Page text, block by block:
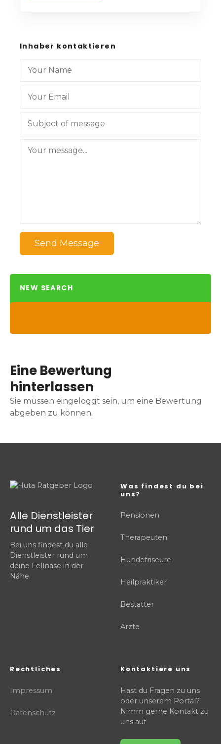
Inhaber kontaktieren
Send Message
NEW SEARCH
Eine Bewertung
hinterlassen
Sie müssen eingeloggt sein, um eine Bewertung
abgeben zu können.
Alle Dienstleister
rund um das Tier
Bei uns findest du alle
Dienstleister rund um
deine Fellnase in der
Nähe.
Was findest du bei
uns?
Pensionen
Therapeuten
Hundefriseure
Heilpraktiker
Bestatter
Ärzte
Rechtliches
Impressum
Datenschutz
Kontaktiere uns
Hast du Fragen zu uns
oder unserem Portal?
Nimm gerne Kontakt zu
uns auf